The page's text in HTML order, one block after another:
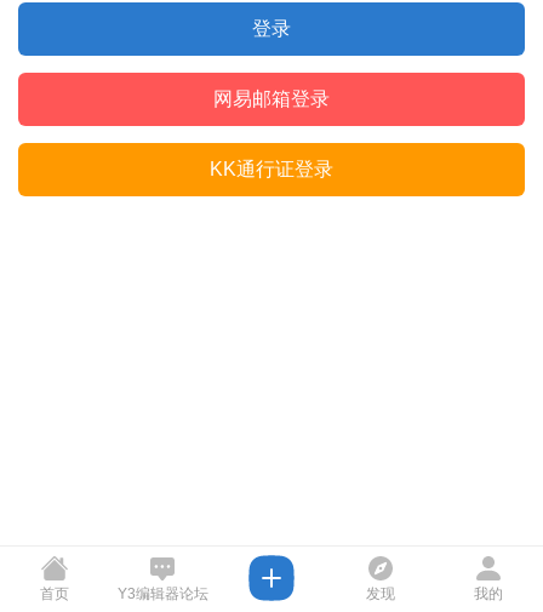
登录
网易邮箱登录
KK通行证登录
首页 Y3编辑器论坛 发现 我的